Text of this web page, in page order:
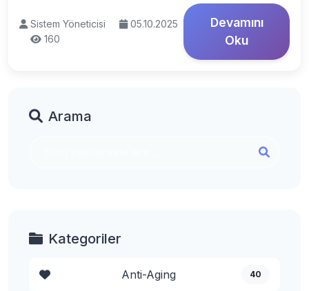
Sistem Yöneticisi
05.10.2025
160
Devamını
Oku
Arama
Kategoriler
Anti-Aging 40